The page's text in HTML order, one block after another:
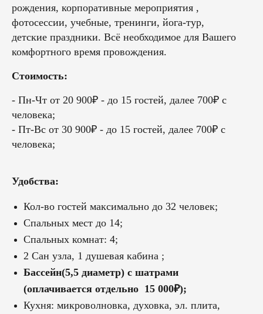
рождения, корпоративные мероприятия ,
фотосессии, учебные, тpeнинги, йога-туp,
детские праздники. Всё необходимое для Вашего
комфортного время провождения.
Стоимость:
- Пн-Чт от 20 900₽ - до 15 гостей, далее 700₽ с
человека;
- Пт-Вс от 30 900₽ - до 15 гостей, далее 700₽ с
человека;
Удобства:
Кол-во гостей максимально до 32 человек;
Спальных мест до 14;
Спальных комнат: 4;
2 Сан узла, 1 душевая кабина ;
Бассейн(5,5 диаметр) с шатрами
(оплачивается отдельно 15 000₽);
Кухня: микроволновка, духовка, эл. плита,